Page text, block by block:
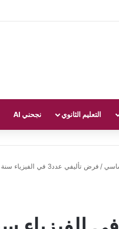
التعليم الثانوي نجحني AI
/
فرض تأليفي عدد3 في